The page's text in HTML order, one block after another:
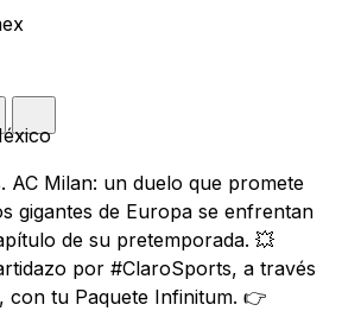
AC Milan: un duelo que promete
gigantes de Europa se enfrentan
de su pretemporada. 💥
por #ClaroSports, a través
con tu Paquete Infinitum. 👉